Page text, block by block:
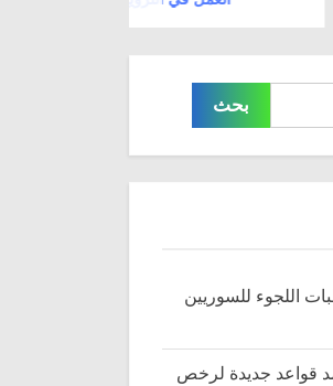
اللجوء للسوريين
قواعد جديدة لرخص